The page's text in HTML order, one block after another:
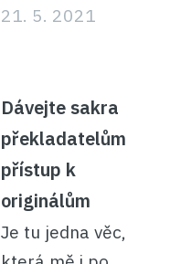
21. 5. 2021
Dávejte sakra
překladatelům
přístup k
originálům
Je tu jedna věc,